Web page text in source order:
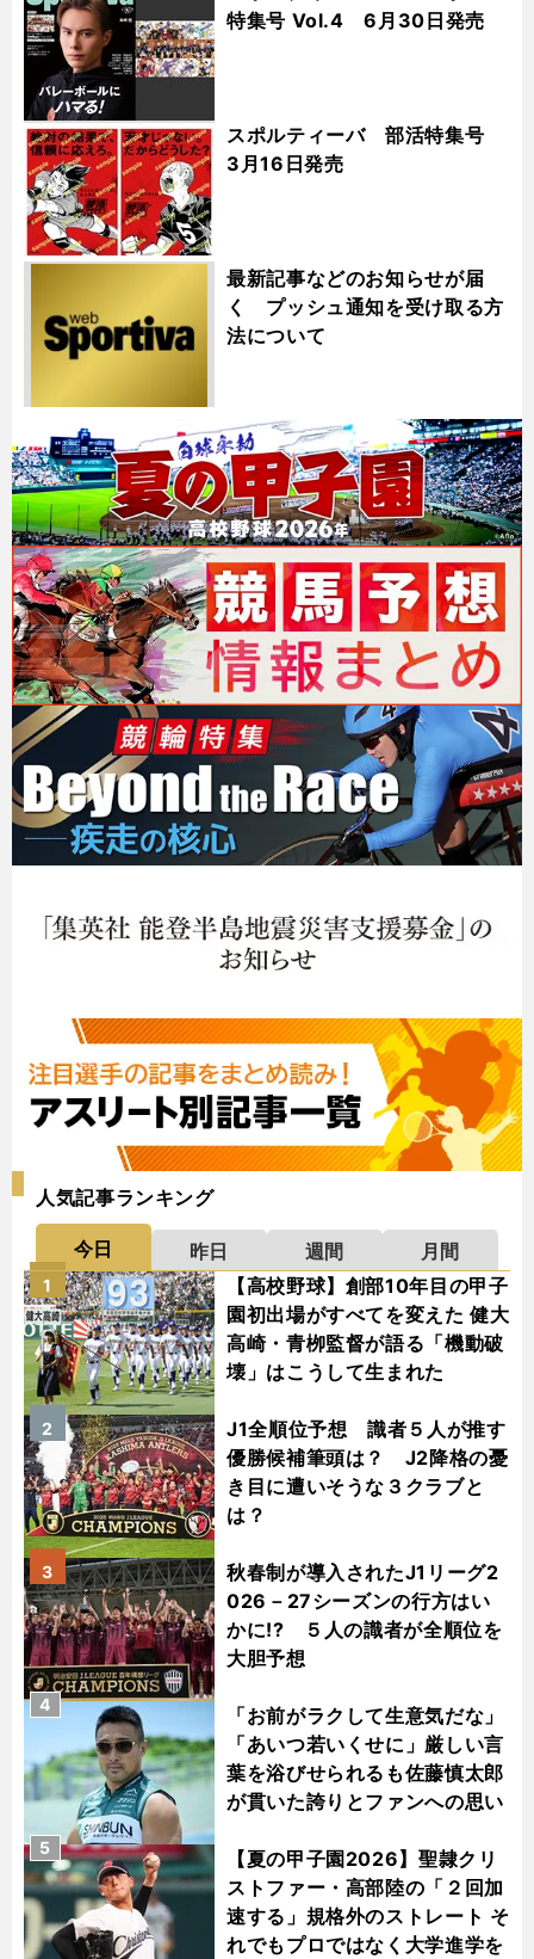
特集号 Vol.4 6月30日発売
スポルティーバ 部活特集号
3月16日発売
最新記事などのお知らせが届
く プッシュ通知を受け取る方
法について
人気記事ランキング
今日 昨日 週間
月間
【高校野球】創部10年目の甲子
園初出場がすべてを変えた 健大
高崎・青栁監督が語る「機動破
壊」はこうして生まれた
1
J1全順位予想 識者５人が推す
優勝候補筆頭は？ J2降格の憂
き目に遭いそうな３クラブと
は？
2
秋春制が導入されたJ1リーグ2
026－27シーズンの行方はい
かに!? ５人の識者が全順位を
大胆予想
3
「お前がラクして生意気だな」
「あいつ若いくせに」厳しい言
葉を浴びせられるも佐藤慎太郎
が貫いた誇りとファンへの思い
4
【夏の甲子園2026】聖隷クリ
ストファー・高部陸の「２回加
速する」規格外のストレート そ
れでもプロではなく大学進学を
5